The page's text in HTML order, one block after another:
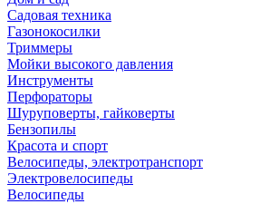
Садовая техника
Газонокосилки
Триммеры
Мойки высокого давления
Инструменты
Перфораторы
Шуруповерты, гайковерты
Бензопилы
Красота и спорт
Велосипеды, электротранспорт
Электровелосипеды
Велосипеды